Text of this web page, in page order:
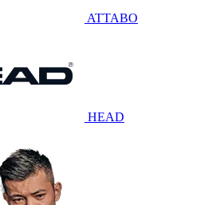
ATTABO
HEAD